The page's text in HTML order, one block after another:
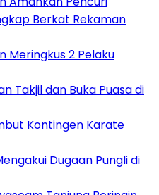
Berkat Rekaman
Meringkus 2 Pelaku
Takjil dan Buka Puasa di
Kontingen Karate
Dugaan Pungli di